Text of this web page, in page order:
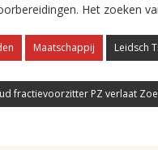
Het zoeken
Maatschappij Leidsch
fractievoorzitter PZ verlaat